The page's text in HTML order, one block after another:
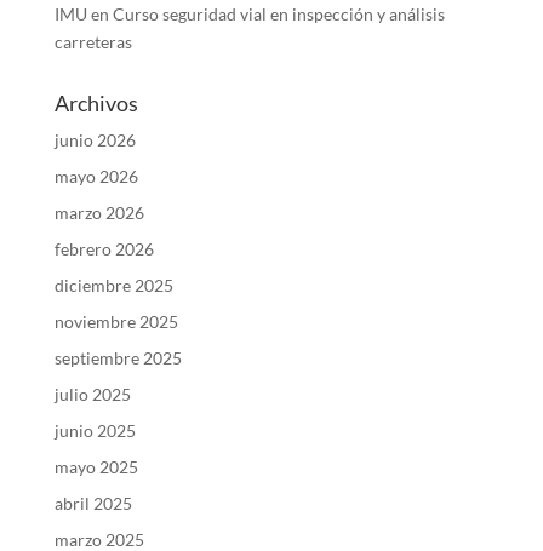
IMU en Curso seguridad vial en inspección y análisis
carreteras
Archivos
junio 2026
mayo 2026
marzo 2026
febrero 2026
diciembre 2025
noviembre 2025
septiembre 2025
julio 2025
junio 2025
mayo 2025
abril 2025
marzo 2025